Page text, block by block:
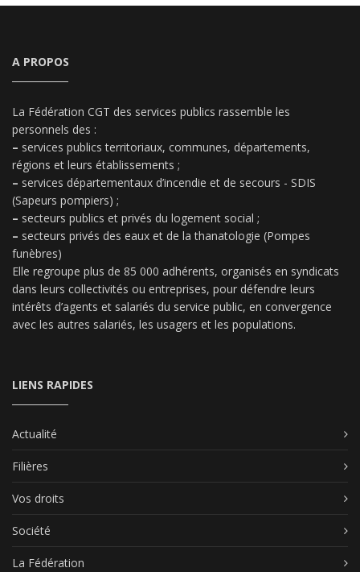
A PROPOS
La Fédération CGT des services publics rassemble les
personnels des :
– services publics territoriaux, communes, départements,
régions et leurs établissements ;
– services départementaux d’incendie et de secours - SDIS
(Sapeurs pompiers) ;
– secteurs publics et privés du logement social ;
– secteurs privés des eaux et de la thanatologie (Pompes
funèbres)
Elle regroupe plus de 85 000 adhérents, organisés en syndicats
dans leurs collectivités ou entreprises, pour défendre leurs
intérêts d’agents et salariés du service public, en convergence
avec les autres salariés, les usagers et les populations.
LIENS RAPIDES
Actualité
Filières
Vos droits
Société
La Fédération